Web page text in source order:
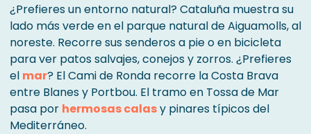
¿Prefieres un entorno natural? Cataluña muestra su
lado más verde en el parque natural de Aiguamolls, al
noreste. Recorre sus senderos a pie o en bicicleta
para ver patos salvajes, conejos y zorros. ¿Prefieres
el mar? El Cami de Ronda recorre la Costa Brava
entre Blanes y Portbou. El tramo en Tossa de Mar
pasa por hermosas calasy pinares típicos del
Mediterráneo.